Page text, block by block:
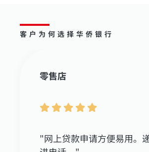
客户为何选择华侨银行
零售店
"网上贷款申请方便易用。